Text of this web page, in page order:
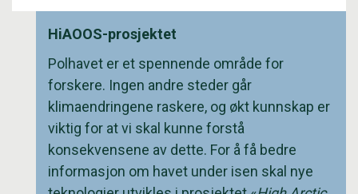
HiAOOS-prosjektet
Polhavet er et spennende område for
forskere. Ingen andre steder går
klimaendringene raskere, og økt kunnskap er
viktig for at vi skal kunne forstå
konsekvensene av dette. For å få bedre
informasjon om havet under isen skal nye